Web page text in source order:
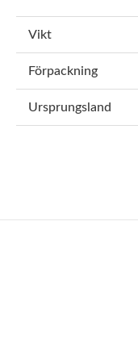
Vikt
Förpackning
Ursprungsland